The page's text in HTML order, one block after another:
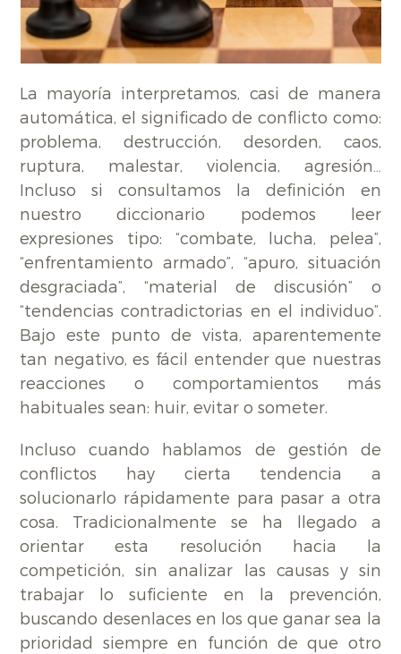
La mayoría interpretamos, casi de manera
automática, el significado de conflicto como:
problema, destrucción, desorden, caos,
ruptura, malestar, violencia, agresión…
Incluso si consultamos la definición en
nuestro diccionario podemos leer
expresiones tipo: “combate, lucha, pelea”,
“enfrentamiento armado”, “apuro, situación
desgraciada”, “material de discusión” o
“tendencias contradictorias en el individuo”.
Bajo este punto de vista, aparentemente
tan negativo, es fácil entender que nuestras
reacciones o comportamientos más
habituales sean: huir, evitar o someter.
Incluso cuando hablamos de gestión de
conflictos hay cierta tendencia a
solucionarlo rápidamente para pasar a otra
cosa. Tradicionalmente se ha llegado a
orientar esta resolución hacia la
competición, sin analizar las causas y sin
trabajar lo suficiente en la prevención,
buscando desenlaces en los que ganar sea la
prioridad siempre en función de que otro